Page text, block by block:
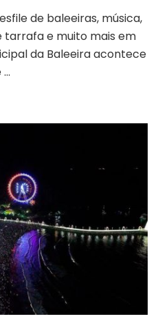
de baleeiras, música,
tarrafa e muito mais em
da Baleeira acontece
…